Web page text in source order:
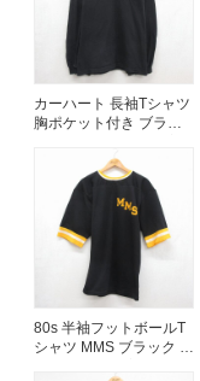
カーハート 長袖Tシャツ
胸ポケット付き ブラッ
80s 半袖フットボールT
シャツ MMS ブラック メ